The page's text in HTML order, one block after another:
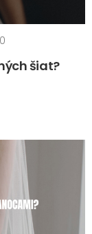
šiat?